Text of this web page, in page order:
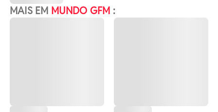
MAIS EM MUNDO GFM :